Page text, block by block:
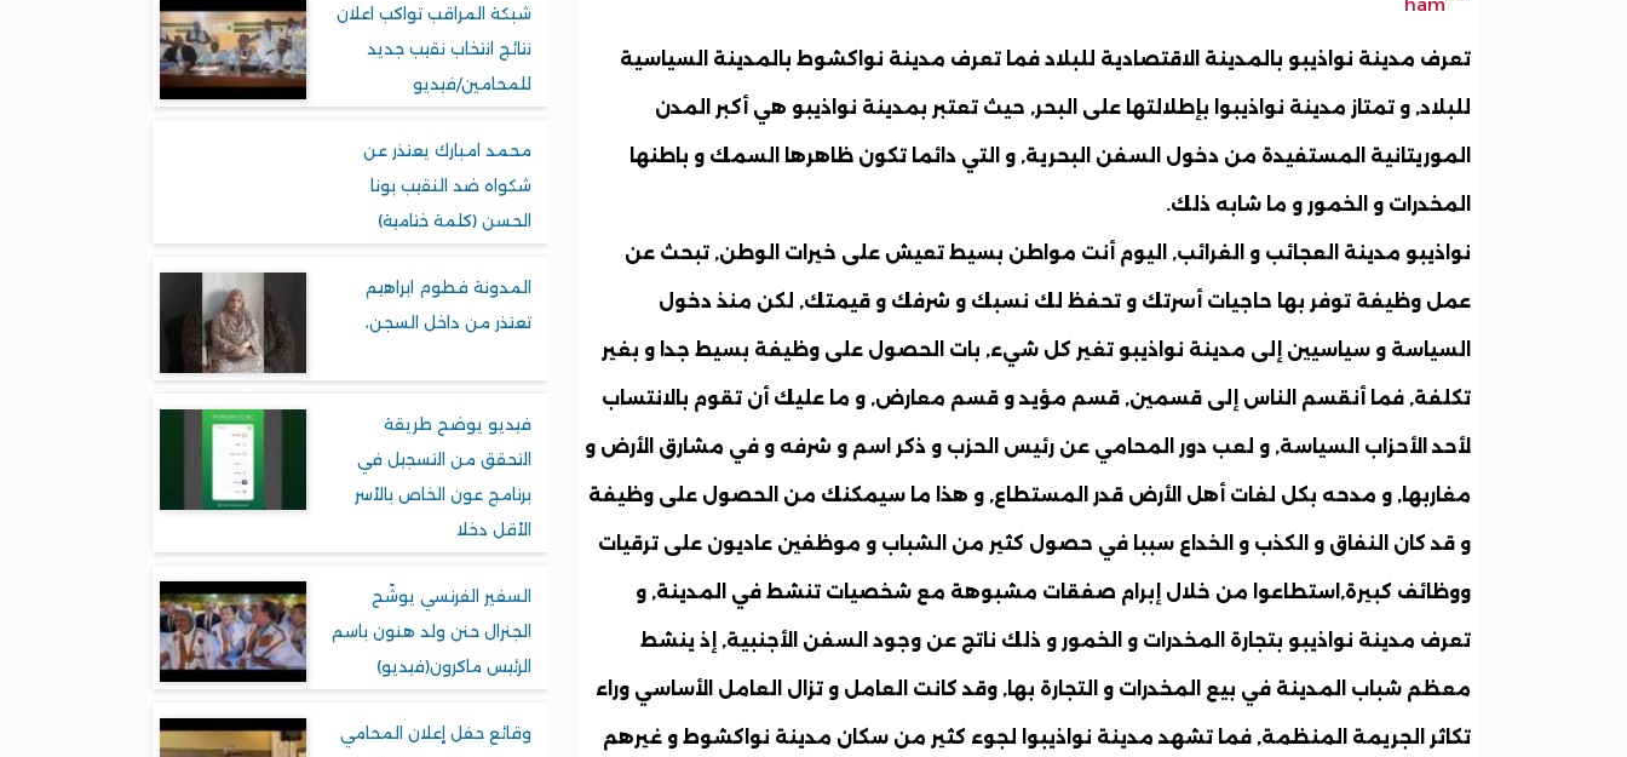
تعرف مدينة نواذيبو بالمدينة الاقتصادية للبلاد فما تعرف مدينة نواكشوط بالمدينة السياسية
للبلاد, و تمتاز مدينة نواذيبوا بإطلالتها على البحر, حيث تعتبر بمدينة نواذيبو هي أكبر المدن
الموريتانية المستفيدة من دخول السفن البحرية, و التي دائما تكون ظاهرها السمك و باطنها
المخدرات و الخمور و ما شابه ذلك.
نواذيبو مدينة العجائب و الغرائب, اليوم أنت مواطن بسيط تعيش على خيرات الوطن, تبحث عن
عمل وظيفة توفر بها حاجيات أسرتك و تحفظ لك نسبك و شرفك و قيمتك, لكن منذ دخول
السياسة و سياسيين إلى مدينة نواذيبو تغير كل شيء, بات الحصول على وظيفة بسيط جدا و بغير
تكلفة, فما أنقسم الناس إلى قسمين, قسم مؤيد و قسم معارض, و ما عليك أن تقوم بالانتساب
لأحد الأحزاب السياسة, و لعب دور المحامي عن رئيس الحزب و ذكر اسم و شرفه و في مشارق الأرض و
مغاربها, و مدحه بكل لغات أهل الأرض قدر المستطاع, و هذا ما سيمكنك من الحصول على وظيفة
و قد كان النفاق و الكذب و الخداع سببا في حصول كثير من الشباب و موظفين عاديون على ترقيات
ووظائف كبيرة,استطاعوا من خلال إبرام صفقات مشبوهة مع شخصيات تنشط في المدينة, و
تعرف مدينة نواذيبو بتجارة المخدرات و الخمور و ذلك ناتج عن وجود السفن الأجنبية, إذ ينشط
معظم شباب المدينة في بيع المخدرات و التجارة بها, وقد كانت العامل و تزال العامل الأساسي وراء
تكاثر الجريمة المنظمة, فما تشهد مدينة نواذيبوا لجوء كثير من سكان مدينة نواكشوط و غيرهم
شبكة المراقب تواكب اعلان
نتائج انتخاب نقيب جديد
للمحامين/فيديو
محمد امبارك يعتذر عن
شكواه ضد النقيب بونا
الحسن (كلمة ختامية)
المدونة فطوم ابراهيم
تعتذر من داخل السجن،
فيديو يوضح طريقة
التحقق من التسجيل في
برنامج عون الخاص بالأسر
الأقل دخلا
السفير الفرنسي يوشّح
الجنرال حنن ولد هنون باسم
الرئيس ماكرون(فيديو)
وقائع حفل إعلان المحامي